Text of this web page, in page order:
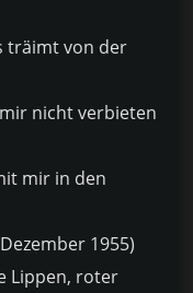
träimt von der
nicht verbieten
mir in den
1955)
Lippen, roter